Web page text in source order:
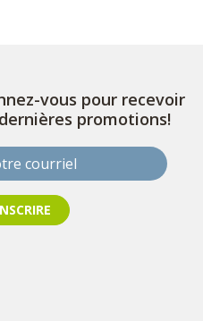
vous pour recevoir
promotions!